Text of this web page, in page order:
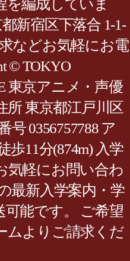
を編成していま
新宿区下落合 1-1-
などお気軽にお電
© TOKYO
東京アニメ・声優
所 東京都江戸川区
号 0356757788 ア
歩11分(874m) 入学
気軽にお問い合わ
最新入学案内・学
可能です。 ご希望
ムよりご請求くだ